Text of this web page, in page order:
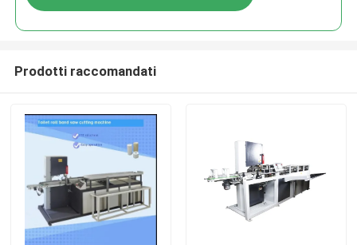
Prodotti raccomandati